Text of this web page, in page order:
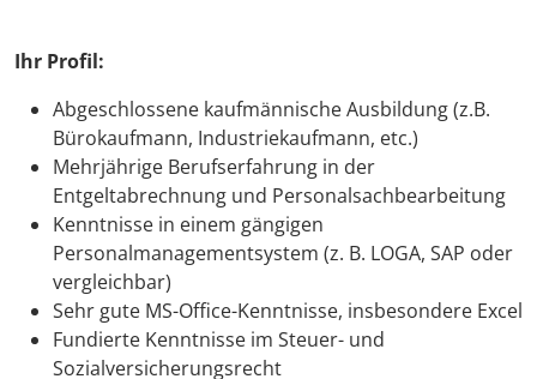
Ihr Profil:
Abgeschlossene kaufmännische Ausbildung (z.B.
Bürokaufmann, Industriekaufmann, etc.)
Mehrjährige Berufserfahrung in der
Entgeltabrechnung und Personalsachbearbeitung
Kenntnisse in einem gängigen
Personalmanagementsystem (z. B. LOGA, SAP oder
vergleichbar)
Sehr gute MS-Office-Kenntnisse, insbesondere Excel
Fundierte Kenntnisse im Steuer- und
Sozialversicherungsrecht